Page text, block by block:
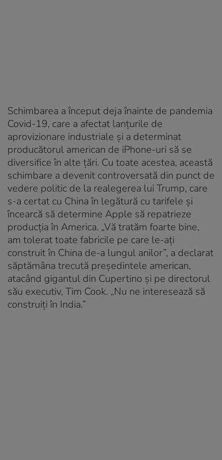
Schimbarea a început deja înainte de pandemia
Covid-19, care a afectat lanțurile de
aprovizionare industriale și a determinat
producătorul american de iPhone-uri să se
diversifice în alte țări. Cu toate acestea, această
schimbare a devenit controversată din punct de
vedere politic de la realegerea lui Trump, care
s-a certat cu China în legătură cu tarifele și
încearcă să determine Apple să repatrieze
producția în America. „Vă tratăm foarte bine,
am tolerat toate fabricile pe care le-ați
construit în China de-a lungul anilor”, a declarat
săptămâna trecută președintele american,
atacând gigantul din Cupertino și pe directorul
său executiv, Tim Cook. „Nu ne interesează să
construiți în India.”